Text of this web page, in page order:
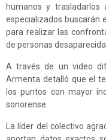
humanos y trasladarlos
especializados buscarán
para realizar las
de personas
A través de un video
Armenta detalló que el
los puntos con mayor
sonorense.
La líder del colectivo